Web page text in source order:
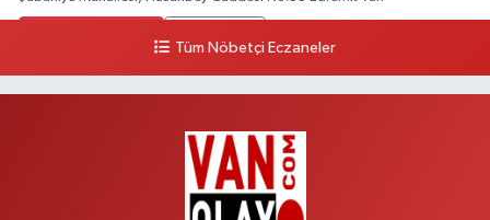
Yol Tarifi Al
Tüm Nöbetçi Eczaneler